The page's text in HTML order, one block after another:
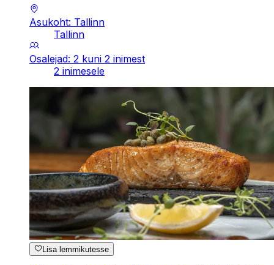
Asukoht: Tallinn
Tallinn
Osalejad: 2 kuni 2 inimest
2 inimesele
Lisa lemmikutesse